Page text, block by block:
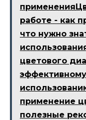
работе - как
что нужно
цветового
эффективному
применение
полезные